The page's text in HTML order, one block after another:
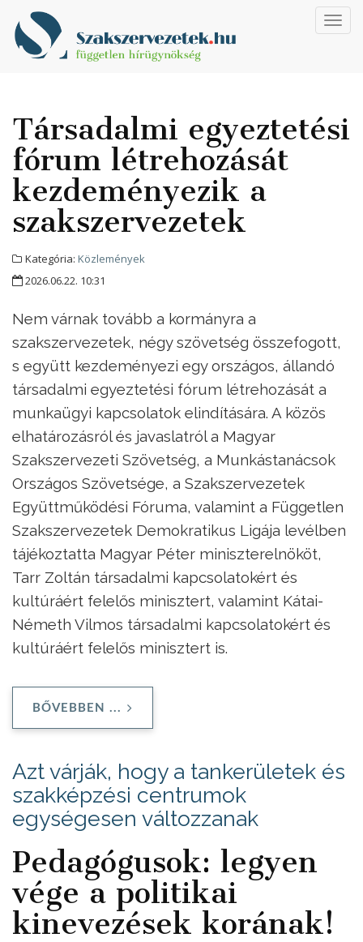
Társadalmi egyeztetési
fórum létrehozását
kezdeményezik a
szakszervezetek
Kategória: Közlemények
2026.06.22. 10:31
Nem várnak tovább a kormányra a
szakszervezetek, négy szövetség összefogott,
s együtt kezdeményezi egy országos, állandó
társadalmi egyeztetési fórum létrehozását a
munkaügyi kapcsolatok elindítására. A közös
elhatározásról és javaslatról a Magyar
Szakszervezeti Szövetség, a Munkástanácsok
Országos Szövetsége, a Szakszervezetek
Együttműködési Fóruma, valamint a Független
Szakszervezetek Demokratikus Ligája levélben
tájékoztatta Magyar Péter miniszterelnököt,
Tarr Zoltán társadalmi kapcsolatokért és
kultúráért felelős minisztert, valamint Kátai-
Németh Vilmos társadalmi kapcsolatokért és
kultúráért felelős minisztert is.
BŐVEBBEN ...
Azt várják, hogy a tankerületek és
szakképzési centrumok
egységesen változzanak
Pedagógusok: legyen
vége a politikai
kinevezések korának!